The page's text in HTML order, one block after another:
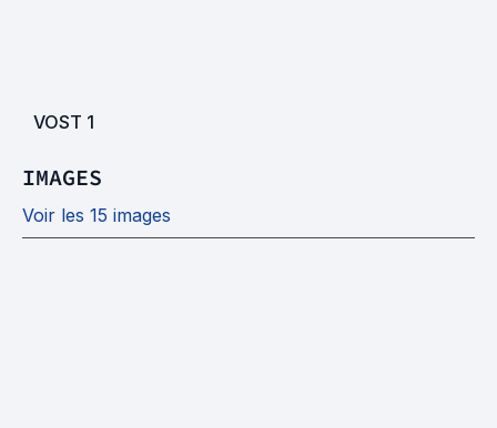
VOST 1
IMAGES
Voir les 15 images